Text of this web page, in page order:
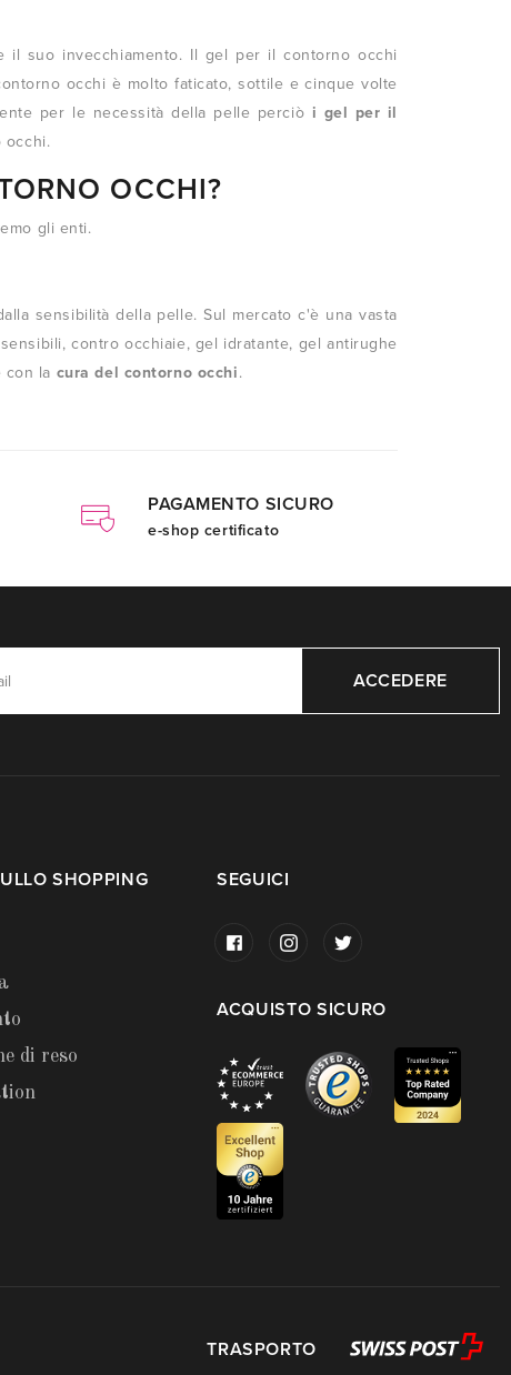
suo invecchiamento. Il gel per il contorno occhi
occhi è molto faticato, sottile e cinque volte
per le necessità della pelle perciò i gel per il
occhi.
OCCHI?
gli enti.
sensibilità della pelle. Sul mercato c'è una vasta
contro occhiaie, gel idratante, gel antirughe
con la cura del contorno occhi.
PAGAMENTO SICURO
e-shop certificato
ACCEDERE
SHOPPING
di reso
SEGUICI
ACQUISTO SICURO
TRASPORTO